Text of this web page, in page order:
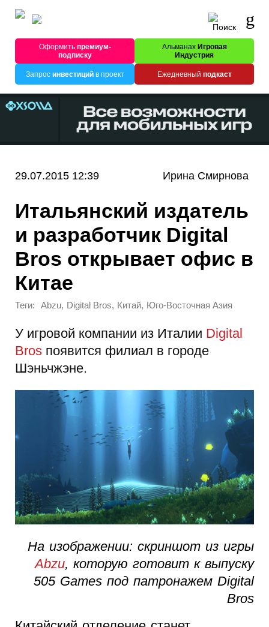
Оформитьпремиум-
подписку
Альманах Игровая
Индустрия
Запрос инвестицийв проект Ежедневный подкаст
29.07.2015 12:39 Ирина Смирнова
Итальянский издатель
и разработчик Digital
Bros открывает офис в
Китае
Теги: Abzu, Digital Bros, Китай, Юго-Восточная Азия
У игровой компании из Италии Digital
Bros появится филиал в городе
Шэньчжэне.
На изображении: скриншот из игры
Abzu, которую готовит к выпуску
505 Games под патронажем Digital
Bros